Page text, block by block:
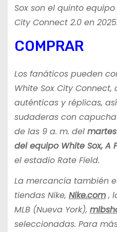
Sox son el quinto
City Connect 2.0 en 2025.
COMPRAR
Los fanáticos pueden
White Sox City
auténticas y réplicas,
sudaderas con
de las 9 a. m. del
del equipo White Sox, A
el estadio Rate Field.
La mercancía también
tiendas Nike, Nike.com,
MLB (Nueva York),
seleccionadas. Para